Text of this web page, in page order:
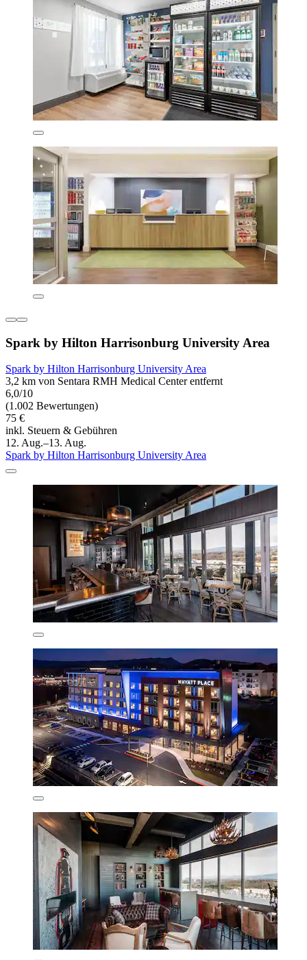
Spark by Hilton Harrisonburg University Area
Spark by Hilton Harrisonburg University Area
3,2 km von Sentara RMH Medical Center entfernt
6,0/10
(1.002 Bewertungen)
75 €
inkl. Steuern & Gebühren
12. Aug.–13. Aug.
Spark by Hilton Harrisonburg University Area